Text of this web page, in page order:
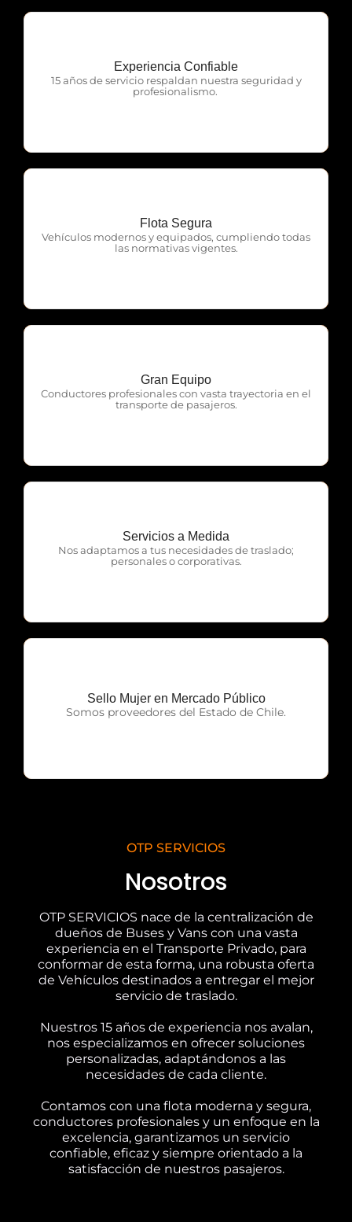
Experiencia Confiable
15 años de servicio respaldan nuestra seguridad y
profesionalismo.
OTP Servicios
Flota Segura
Vehículos modernos y equipados, cumpliendo todas
las normativas vigentes.
OTP Servicios
Gran Equipo
Conductores profesionales con vasta trayectoria en el
transporte de pasajeros.
OTP Servicios
Servicios a Medida
Nos adaptamos a tus necesidades de traslado;
personales o corporativas.
OTP Servicios
Sello Mujer en Mercado Público
Somos proveedores del Estado de Chile.
OTP Servicios
OTP SERVICIOS
Nosotros
OTP SERVICIOS nace de la centralización de
dueños de Buses y Vans con una vasta
experiencia en el Transporte Privado, para
conformar de esta forma, una robusta oferta
de Vehículos destinados a entregar el mejor
servicio de traslado.
Nuestros 15 años de experiencia nos avalan,
nos especializamos en ofrecer soluciones
personalizadas, adaptándonos a las
necesidades de cada cliente.
Contamos con una flota moderna y segura,
conductores profesionales y un enfoque en la
excelencia, garantizamos un servicio
confiable, eficaz y siempre orientado a la
satisfacción de nuestros pasajeros.